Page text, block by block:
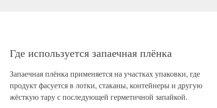
Где используется запаечная плёнка
Запаечная плёнка применяется на участках упаковки, где
продукт фасуется в лотки, стаканы, контейнеры и другую
жёсткую тару с последующей герметичной запайкой.